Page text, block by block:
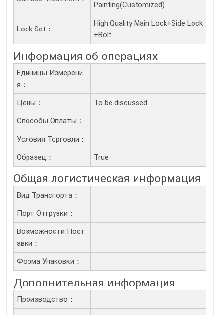
Painting(Customized)
Lock Set：
High Quality Main Lock+Side Lock
+Bolt
Информация об операциях
Единицы Измерени
Я：
Цены： To be discussed
Способы Оплаты：
Условия Торговли：
Образец： True
Общая логистическая информация
Вид Транспорта：
Порт Отгрузки：
Возможности Пост
Авки：
Форма Упаковки：
Дополнительная информация
Производство：